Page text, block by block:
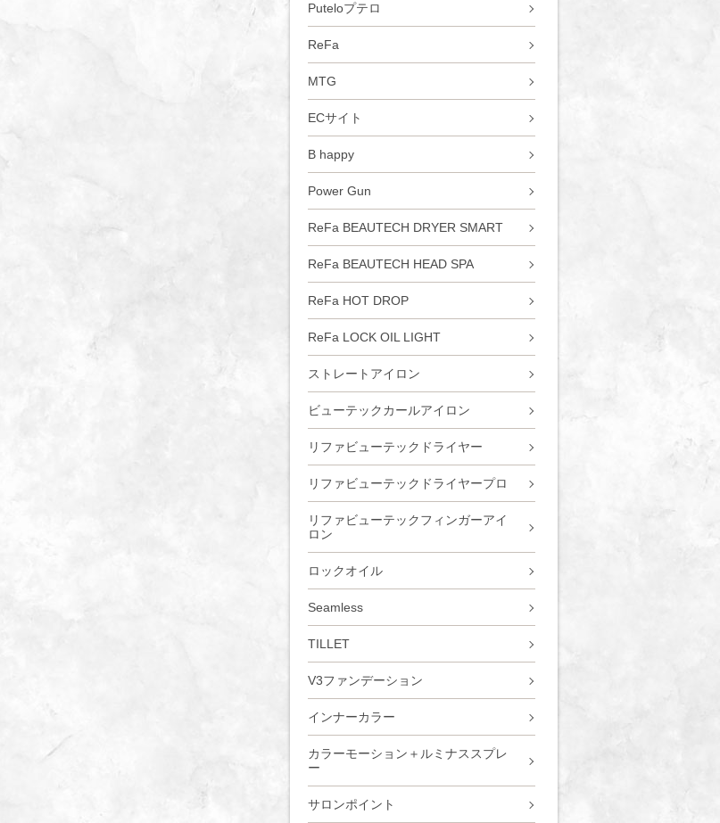
Puteloプテロ
ReFa
MTG
ECサイト
B happy
Power Gun
ReFa BEAUTECH DRYER SMART
ReFa BEAUTECH HEAD SPA
ReFa HOT DROP
ReFa LOCK OIL LIGHT
ストレートアイロン
ビューテックカールアイロン
リファビューテックドライヤー
リファビューテックドライヤープロ
リファビューテックフィンガーアイ
ロン
ロックオイル
Seamless
TILLET
V3ファンデーション
インナーカラー
カラーモーション＋ルミナススプレ
ー
サロンポイント